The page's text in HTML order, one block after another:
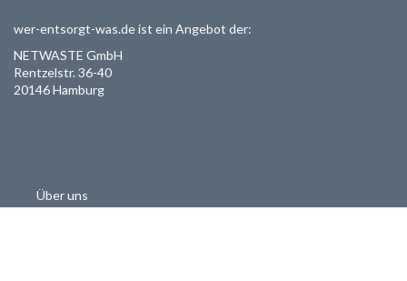
wer-entsorgt-was.de ist ein Angebot der:
NETWASTE GmbH
Rentzelstr. 36-40
20146 Hamburg
Über uns